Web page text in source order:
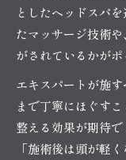
としたヘッドスパ
たマッサージ技術
がされているかがポ
エキスパートが施
まで丁寧にほぐす
整える効果が期待
「施術後は頭が軽